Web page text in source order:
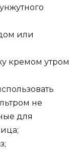
или
кремом утром
не
для